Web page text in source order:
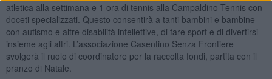
atletica alla settimana e 1 ora di tennis alla Campaldino Tennis con
doceti specializzati. Questo consentirà a tanti bambini e bambine
con autismo e altre disabilità intellettive, di fare sport e di divertirsi
insieme agli altri. L’associazione Casentino Senza Frontiere
svolgerà il ruolo di coordinatore per la raccolta fondi, partita con il
pranzo di Natale.